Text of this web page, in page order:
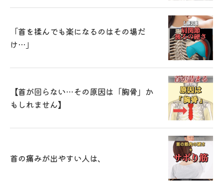
「首を揉んでも楽になるのはその場だ
け…」
【首が回らない…その原因は「胸骨」か
もしれません】
首の痛みが出やすい人は、